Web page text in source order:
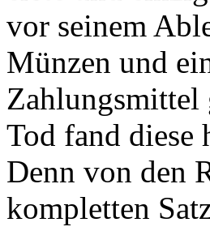
vor seinem
Münzen und
Zahlungsmittel
Tod fand diese
Denn von den
kompletten